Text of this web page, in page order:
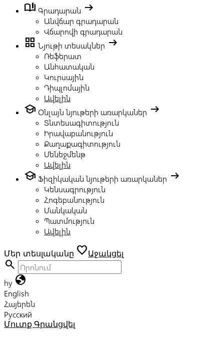
book_ribbon Գրադարան arrow_right_alt
Անվճար գրադարան
Վճարովի գրադարան
grid_view Նյութի տեսակներ arrow_right_alt
Ռեֆերատ
Անհատական
Կուրսային
Դիպլոմային
Ավելին
school Օնլայն նյութերի առարկաներ arrow_right_alt
Տնտեսագիտություն
Իրավաբանություն
Քաղաքագիտություն
Մենեջմենթ
Ավելին
school Ֆիզիկական նյութերի առարկաներ arrow_right_alt
Կենսագրություն
Հոգեբանություն
Մանկական
Պատմություն
Ավելին
Մեր տեսլականը favoriteԱջակցել
search
hy globe
English
Հայերեն
Русский
Մուտք Գրանցվել